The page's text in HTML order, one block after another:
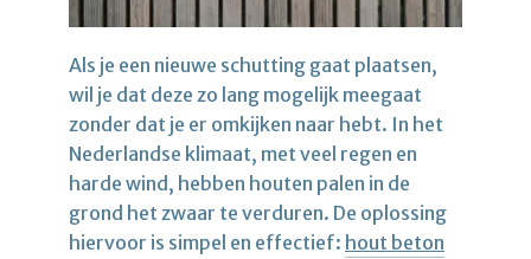
Als je een nieuwe schutting gaat plaatsen,
wil je dat deze zo lang mogelijk meegaat
zonder dat je er omkijken naar hebt. In het
Nederlandse klimaat, met veel regen en
harde wind, hebben houten palen in de
grond het zwaar te verduren. De oplossing
hiervoor is simpel en effectief: hout beton